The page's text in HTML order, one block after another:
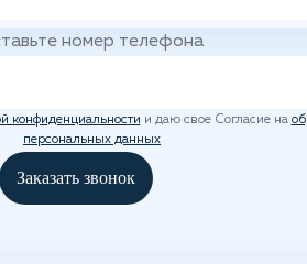
номер телефона
конфиденциальности и даю свое Согласие на
персональных данных
Заказать звонок